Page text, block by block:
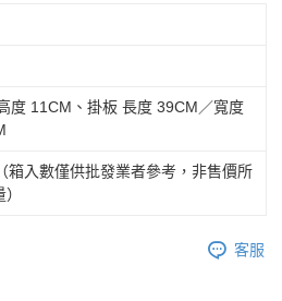
以上)免運費
度 11CM、掛板 長度 39CM／寬度
箱入數僅供批發業者參考，非售價所
客服